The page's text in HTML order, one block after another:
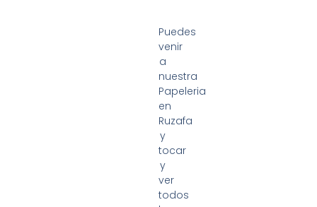
Puedes
venir
a
nuestra
Papeleria
en
Ruzafa
y
tocar
y
ver
todos